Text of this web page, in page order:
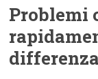
Problemi
differenza